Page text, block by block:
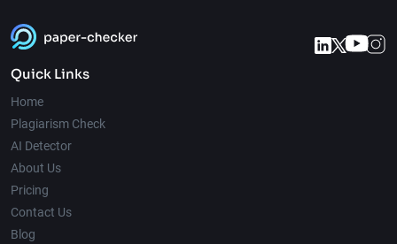
Quick Links
Home
Plagiarism Check
AI Detector
About Us
Pricing
Contact Us
Blog